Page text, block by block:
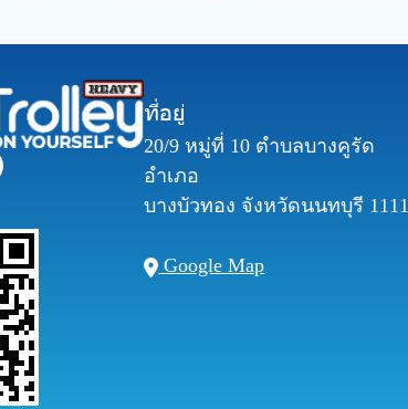
ที่อยู่
20/9 หมู่ที่ 10 ตำบลบางคูรัด
อำเภอ
บางบัวทอง จังหวัดนนทบุรี
Google Map